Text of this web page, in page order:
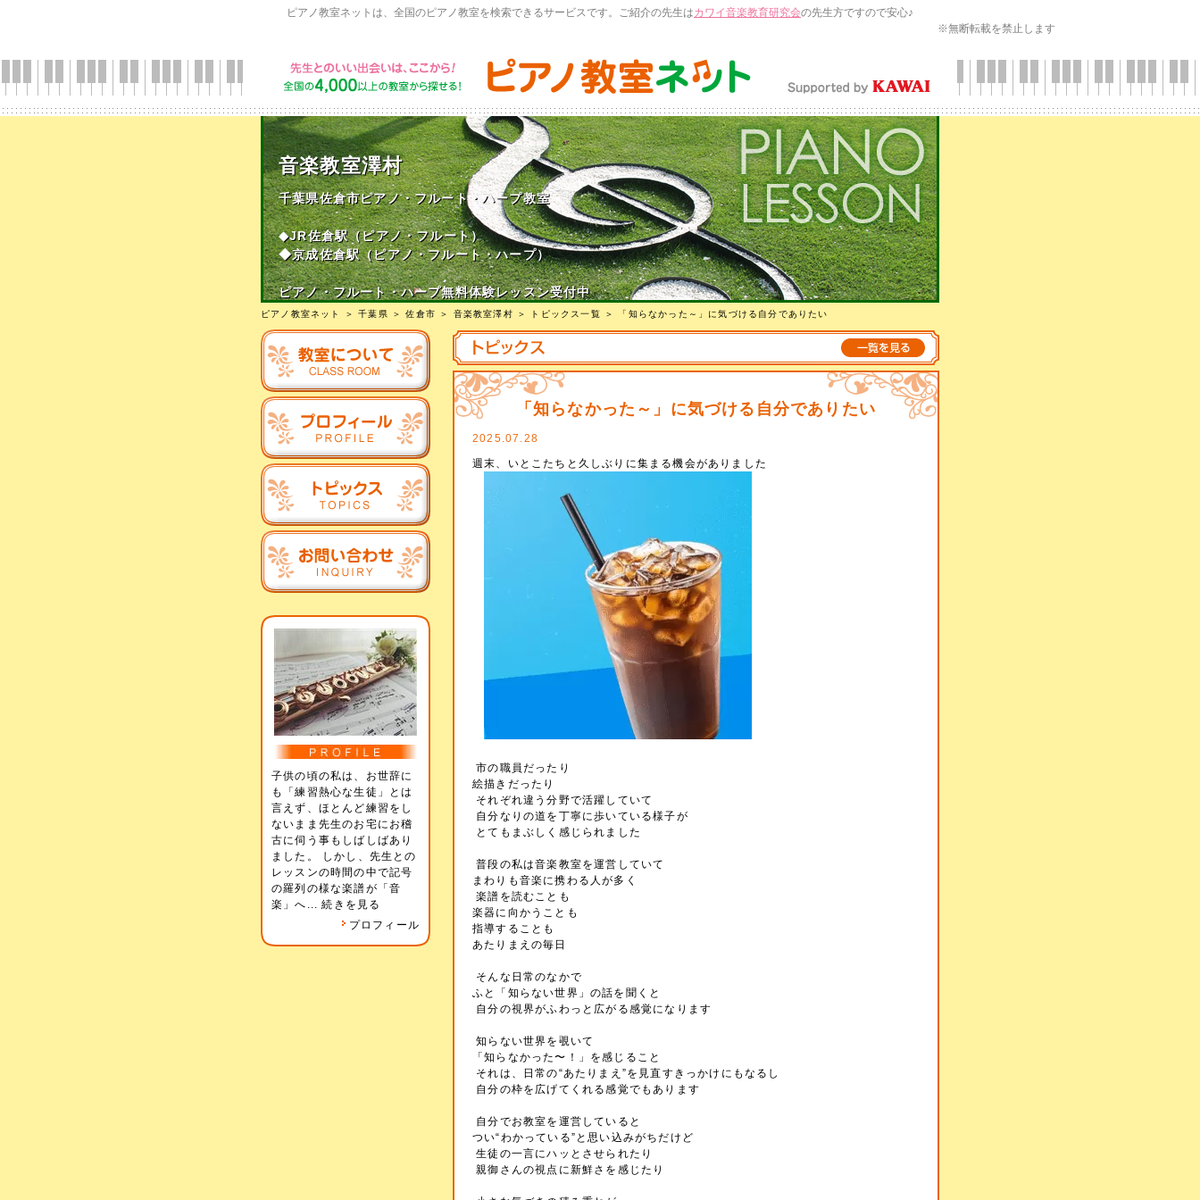
ピアノ教室ネットは、全国のピアノ教室を検索できるサービスです。ご紹介の先生はカワイ音楽教育研究会の先生方ですので安心♪
※無断転載を禁止します
音楽教室澤村
千葉県佐倉市ピアノ・フルート・ハープ教室
◆JR佐倉駅（ピアノ・フルート）
◆京成佐倉駅（ピアノ・フルート・ハープ）
ピアノ・フルート・ハープ無料体験レッスン受付中
ピアノ教室ネット ＞千葉県 ＞佐倉市 ＞ 音楽教室澤村 ＞ トピックス一覧 ＞ 「知らなかった～」に気づける自分でありたい
子供の頃の私は、お世辞に
も「練習熱心な生徒」とは
言えず、ほとんど練習をし
ないまま先生のお宅にお稽
古に伺う事もしばしばあり
ました。 しかし、先生との
レッスンの時間の中で記号
の羅列の様な楽譜が「音
楽」へ...続きを見る
プロフィール
「知らなかった～」に気づける自分でありたい
2025.07.28
週末、いとこたちと久しぶりに集まる機会がありました
市の職員だったり
絵描きだったり
それぞれ違う分野で活躍していて
自分なりの道を丁寧に歩いている様子が
とてもまぶしく感じられました
普段の私は音楽教室を運営していて
まわりも音楽に携わる人が多く
楽譜を読むことも
楽器に向かうことも
指導することも
あたりまえの毎日
そんな日常のなかで
ふと「知らない世界」の話を聞くと
自分の視界がふわっと広がる感覚になります
知らない世界を覗いて
「知らなかった〜！」を感じること
それは、日常の“あたりまえ”を見直すきっかけにもなるし
自分の枠を広げてくれる感覚でもあります
自分でお教室を運営していると
つい“わかっている”と思い込みがちだけど
生徒の一言にハッとさせられたり
親御さんの視点に新鮮さを感じたり